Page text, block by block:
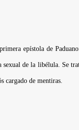
epístola de
sexual de la libélula. Se
cargado de mentiras.